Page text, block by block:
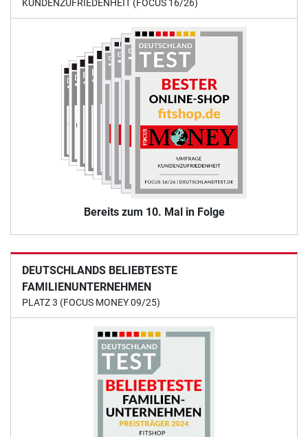
KUNDENZUFRIEDENHEIT (FOCUS 16/26)
Bereits zum 10. Mal in Folge
DEUTSCHLANDS BELIEBTESTE
FAMILIENUNTERNEHMEN
PLATZ 3 (FOCUS MONEY 09/25)